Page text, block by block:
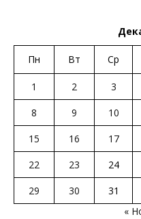
Пн Вт Ср
1 2 3
8
9 10
15
16 17
22
23 24
29
30
31
«